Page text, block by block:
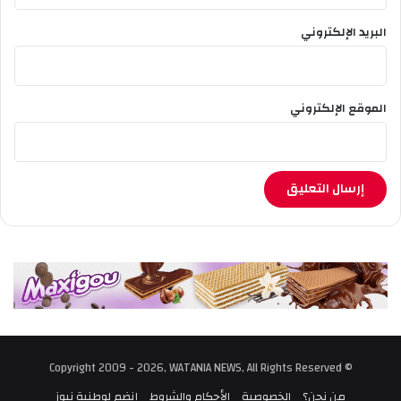
البريد الإلكتروني
الموقع الإلكتروني
© Copyright 2009 - 2026, WATANIA NEWS, All Rights Reserved
من نحن؟
الخصوصية الأحكام والشروط إنضم لوطنية نيوز